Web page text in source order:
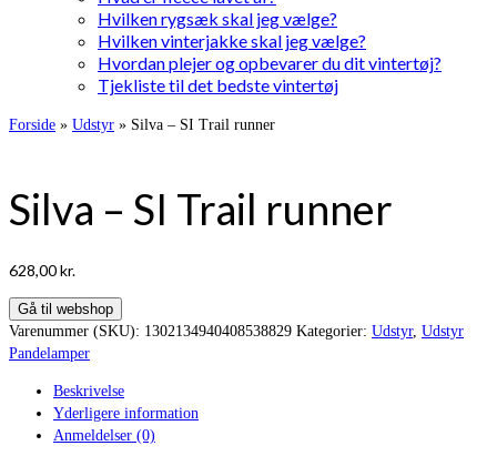
Hvilken rygsæk skal jeg vælge?
Hvilken vinterjakke skal jeg vælge?
Hvordan plejer og opbevarer du dit vintertøj?
Tjekliste til det bedste vintertøj
Forside » Udstyr » Silva – SI Trail runner
Silva – SI Trail runner
628,00kr.
Gå til webshop
Varenummer (SKU): 1302134940408538829 Kategorier: Udstyr, Udstyr
Pandelamper
Beskrivelse
Yderligere information
Anmeldelser (0)